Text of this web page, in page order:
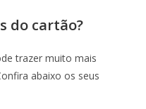
do cartão?
trazer muito mais
abaixo os seus